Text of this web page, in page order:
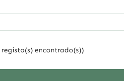
registo(s) encontrado(s))